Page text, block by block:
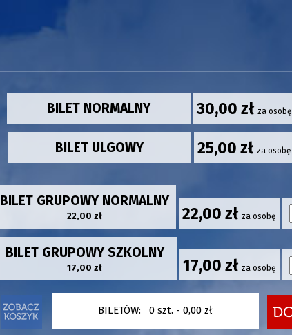
BILET NORMALNY 30,00 złza osobę
BILET ULGOWY 25,00 złza osobę
BILET GRUPOWY NORMALNY
22,00 zł 22,00 złza osobę
BILET GRUPOWY SZKOLNY
17,00 zł 17,00 zł za osobę
BILETÓW:0 szt. -0,00 zł